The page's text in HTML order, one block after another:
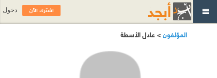
المؤلفون> عادل الأسطة
اشترك الآن دخول